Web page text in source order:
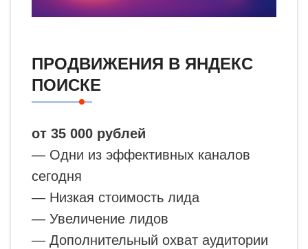
ПРОДВИЖЕНИЯ В ЯНДЕКС
ПОИСКЕ
от 35 000 рублей
— Одни из эффективных каналов
сегодня
— Низкая стоимость лида
— Увеличение лидов
— Дополнительный охват аудитории